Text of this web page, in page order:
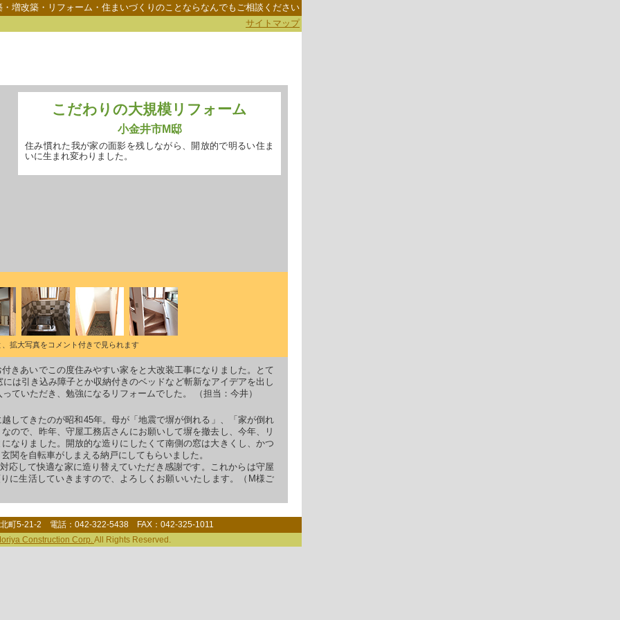
・増改築・リフォーム・住まいづくりのことならなんでもご相談ください
サイトマップ
こだわりの大規模リフォーム
小金井市M邸
住み慣れた我が家の面影を残しながら、開放的で明るい住ま
いに生まれ変わりました。
拡大写真をコメント付きで見られます
きあいでこの度住みやすい家をと大改装工事になりました。とて
は引き込み障子とか収納付きのベッドなど斬新なアイデアを出し
ていただき、勉強になるリフォームでした。 （担当：今井）
してきたのが昭和45年。母が「地震で塀が倒れる」、「家が倒れ
ので、昨年、守屋工務店さんにお願いして塀を撤去し、今年、リ
なりました。開放的な造りにしたくて南側の窓は大きくし、かつ
関を自転車がしまえる納戸にしてもらいました。
して快適な家に造り替えていただき感謝です。これからは守屋
に生活していきますので、よろしくお願いいたします。（M様ご
北町5-21-2 電話：042-322-5438 FAX：042-325-1011
Construction Corp.All Rights Reserved.